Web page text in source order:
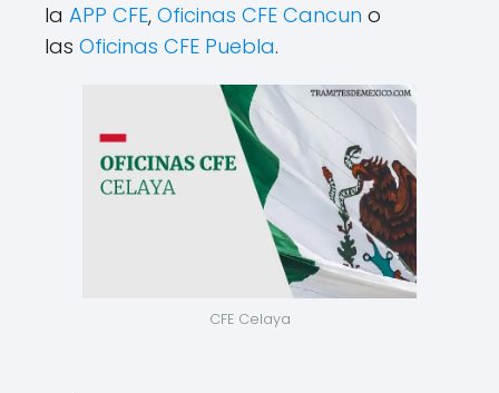
la APP CFE, Oficinas CFE Cancun o
las Oficinas CFE Puebla.
CFE Celaya